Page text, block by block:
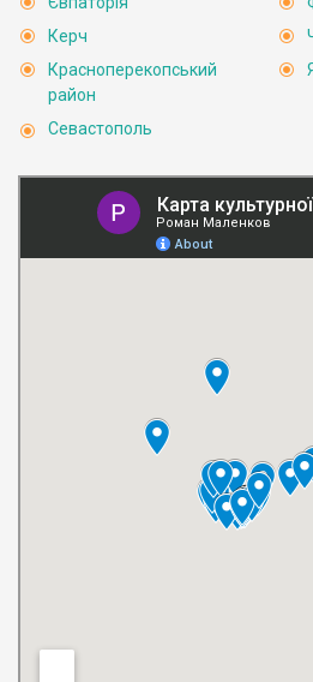
Керч
Красноперекопський
район
Севастополь